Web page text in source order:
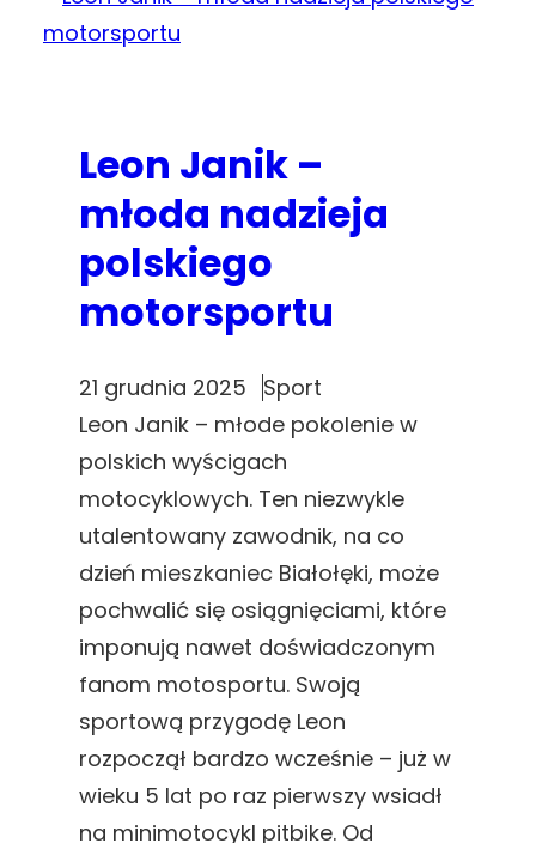
Leon Janik –
młoda nadzieja
polskiego
motorsportu
21 grudnia 2025
Sport
Leon Janik – młode pokolenie w
polskich wyścigach
motocyklowych. Ten niezwykle
utalentowany zawodnik, na co
dzień mieszkaniec Białołęki, może
pochwalić się osiągnięciami, które
imponują nawet doświadczonym
fanom motosportu. Swoją
sportową przygodę Leon
rozpoczął bardzo wcześnie – już w
wieku 5 lat po raz pierwszy wsiadł
na minimotocykl pitbike. Od